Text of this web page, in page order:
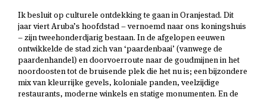
Ik besluit op culturele ontdekking te gaan in Oranjestad. Dit
jaar viert Aruba’s hoofdstad – vernoemd naar ons koningshuis
– zijn tweehonderdjarig bestaan. In de afgelopen eeuwen
ontwikkelde de stad zich van ‘paardenbaai’ (vanwege de
paardenhandel) en doorvoerroute naar de goudmijnen in het
noordoosten tot de bruisende plek die het nu is; een bijzondere
mix van kleurrijke gevels, koloniale panden, veelzijdige
restaurants, moderne winkels en statige monumenten. En de